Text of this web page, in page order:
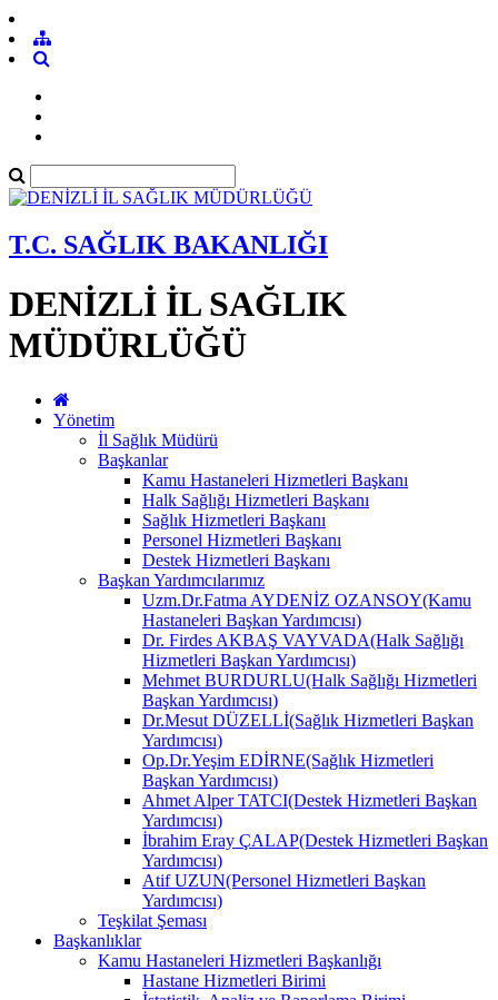
T.C. SAĞLIK BAKANLIĞI
DENİZLİ İL SAĞLIK
MÜDÜRLÜĞÜ
Yönetim
İl Sağlık Müdürü
Başkanlar
Kamu Hastaneleri Hizmetleri Başkanı
Halk Sağlığı Hizmetleri Başkanı
Sağlık Hizmetleri Başkanı
Personel Hizmetleri Başkanı
Destek Hizmetleri Başkanı
Başkan Yardımcılarımız
Uzm.Dr.Fatma AYDENİZ OZANSOY(Kamu
Hastaneleri Başkan Yardımcısı)
Dr. Firdes AKBAŞ VAYVADA(Halk Sağlığı
Hizmetleri Başkan Yardımcısı)
Mehmet BURDURLU(Halk Sağlığı Hizmetleri
Başkan Yardımcısı)
Dr.Mesut DÜZELLİ(Sağlık Hizmetleri Başkan
Yardımcısı)
Op.Dr.Yeşim EDİRNE(Sağlık Hizmetleri
Başkan Yardımcısı)
Ahmet Alper TATCI(Destek Hizmetleri Başkan
Yardımcısı)
İbrahim Eray ÇALAP(Destek Hizmetleri Başkan
Yardımcısı)
Atif UZUN(Personel Hizmetleri Başkan
Yardımcısı)
Teşkilat Şeması
Başkanlıklar
Kamu Hastaneleri Hizmetleri Başkanlığı
Hastane Hizmetleri Birimi